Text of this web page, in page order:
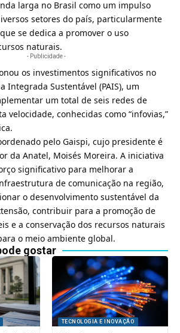
larga no Brasil como um impulso
setores do país, particularmente
se dedica a promover o uso
naturais.
- Publicidade -
os investimentos significativos no
Integrada Sustentável (PAIS), um
um total de seis redes de
velocidade, conhecidas como “infovias,”
pelo Gaispi, cujo presidente é
da Anatel, Moisés Moreira. A iniciativa
significativo para melhorar a
de comunicação na região,
o desenvolvimento sustentável da
contribuir para a promoção de
e a conservação dos recursos naturais
o meio ambiente global.
gostar
TECNOLOGIA E INOVAÇÃO